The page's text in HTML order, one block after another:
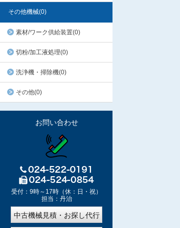
その他機械(0)
素材/ワーク供給装置(0)
切粉/加工液処理(0)
洗浄機・掃除機(0)
その他(0)
お問い合わせ
受付：9時～17時（休：日・祝）
担当：丹治
中古機械見積・お探し代行